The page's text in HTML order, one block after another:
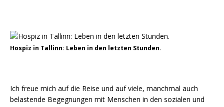
Hospiz in Tallinn: Leben in den letzten Stunden.
Ich freue mich auf die Reise und auf viele, manchmal auch
belastende Begegnungen mit Menschen in den sozialen und